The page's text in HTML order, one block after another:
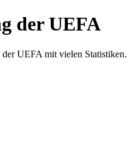
der UEFA
UEFA mit vielen Statistiken.